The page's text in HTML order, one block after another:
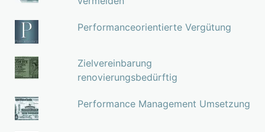
Performanceorientierte Vergütung
Zielvereinbarung
renovierungsbedürftig
Performance Management Umsetzung